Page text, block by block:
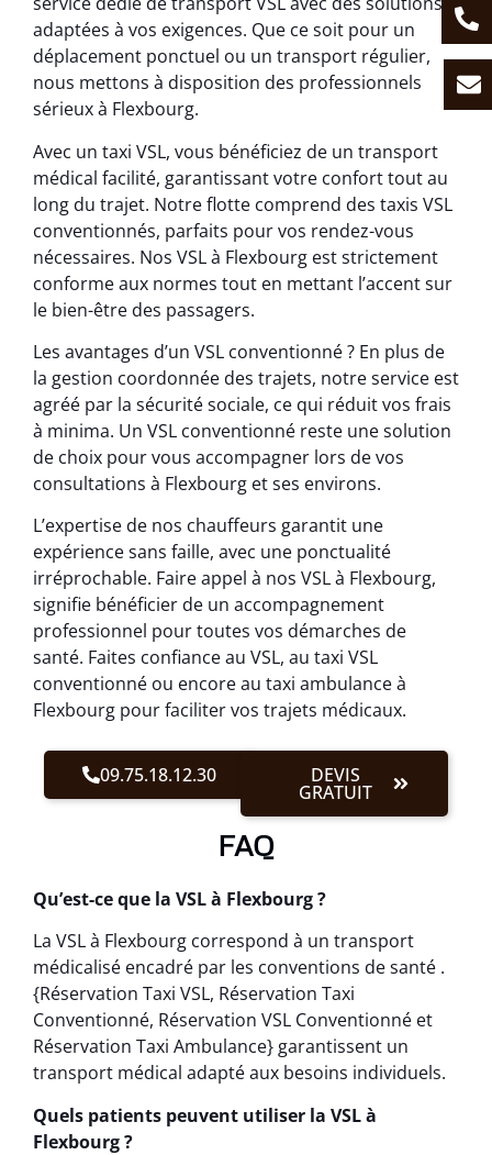
adaptées à vos exigences. Que ce soit pour un
déplacement ponctuel ou un transport régulier,
nous mettons à disposition des professionnels
sérieux à Flexbourg.
Avec un taxi VSL, vous bénéficiez de un transport
médical facilité, garantissant votre confort tout au
long du trajet. Notre flotte comprend des taxis VSL
conventionnés, parfaits pour vos rendez-vous
nécessaires. Nos VSL à Flexbourg est strictement
conforme aux normes tout en mettant l’accent sur
le bien-être des passagers.
Les avantages d’un VSL conventionné ? En plus de
la gestion coordonnée des trajets, notre service est
agréé par la sécurité sociale, ce qui réduit vos frais
à minima. Un VSL conventionné reste une solution
de choix pour vous accompagner lors de vos
consultations à Flexbourg et ses environs.
L’expertise de nos chauffeurs garantit une
expérience sans faille, avec une ponctualité
irréprochable. Faire appel à nos VSL à Flexbourg,
signifie bénéficier de un accompagnement
professionnel pour toutes vos démarches de
santé. Faites confiance au VSL, au taxi VSL
conventionné ou encore au taxi ambulance à
Flexbourg pour faciliter vos trajets médicaux.
09.75.18.12.30 DEVIS
GRATUIT
FAQ
Qu’est-ce que la VSL à Flexbourg ?
La VSL à Flexbourg correspond à un transport
médicalisé encadré par les conventions de santé .
{Réservation Taxi VSL, Réservation Taxi
Conventionné, Réservation VSL Conventionné et
Réservation Taxi Ambulance} garantissent un
transport médical adapté aux besoins individuels.
Quels patients peuvent utiliser la VSL à
Flexbourg ?